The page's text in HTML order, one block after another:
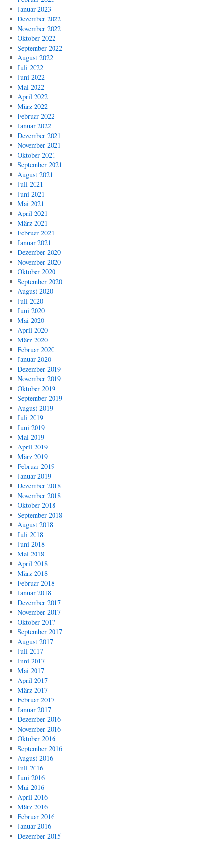
Januar 2023
Dezember 2022
November 2022
Oktober 2022
September 2022
August 2022
Juli 2022
Juni 2022
Mai 2022
April 2022
März 2022
Februar 2022
Januar 2022
Dezember 2021
November 2021
Oktober 2021
September 2021
August 2021
Juli 2021
Juni 2021
Mai 2021
April 2021
März 2021
Februar 2021
Januar 2021
Dezember 2020
November 2020
Oktober 2020
September 2020
August 2020
Juli 2020
Juni 2020
Mai 2020
April 2020
März 2020
Februar 2020
Januar 2020
Dezember 2019
November 2019
Oktober 2019
September 2019
August 2019
Juli 2019
Juni 2019
Mai 2019
April 2019
März 2019
Februar 2019
Januar 2019
Dezember 2018
November 2018
Oktober 2018
September 2018
August 2018
Juli 2018
Juni 2018
Mai 2018
April 2018
März 2018
Februar 2018
Januar 2018
Dezember 2017
November 2017
Oktober 2017
September 2017
August 2017
Juli 2017
Juni 2017
Mai 2017
April 2017
März 2017
Februar 2017
Januar 2017
Dezember 2016
November 2016
Oktober 2016
September 2016
August 2016
Juli 2016
Juni 2016
Mai 2016
April 2016
März 2016
Februar 2016
Januar 2016
Dezember 2015